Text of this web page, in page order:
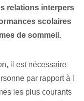
relations interpers
scolaires
de sommeil.
il est nécessaire
par rapport à l
les plus courants